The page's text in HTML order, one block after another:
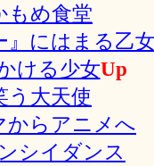
もめ食堂
』にはまる乙
ける少女Up
う大天使
からアニメへ
シイダンス